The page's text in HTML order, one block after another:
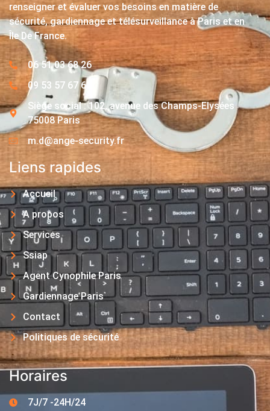
renseigner et évaluer vos besoins en matière de
sécurité, gardiennage et télésurveillance à Paris et en
Île De France.
06 51 03 68 26
09 53 57 67 63
Siège social : 102, avenue des Champs-Elysées
75008 Paris
m.d@ange-security.fr
Liens rapides
Accueil
A propos
Services
Ssiap
Agent Cynophile Paris
Gardiennage Paris
Contact
Politiques de sécurité
Horaires
7J/7 -24H/24